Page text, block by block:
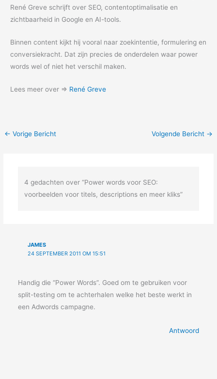
René Greve schrijft over SEO, contentoptimalisatie en
zichtbaarheid in Google en AI-tools.
Binnen content kijkt hij vooral naar zoekintentie, formulering en
conversiekracht. Dat zijn precies de onderdelen waar power
words wel of niet het verschil maken.
Lees meer over => René Greve
← Vorige Bericht Volgende Bericht →
4 gedachten over “Power words voor SEO:
voorbeelden voor titels, descriptions en meer kliks”
JAMES
24 SEPTEMBER 2011 OM 15:51
Handig die “Power Words”. Goed om te gebruiken voor
split-testing om te achterhalen welke het beste werkt in
een Adwords campagne.
Antwoord